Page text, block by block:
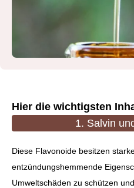
Hier die wichtigsten
1. Salvin
Diese Flavonoide besitzen
entzündungshemmende
Umweltschäden zu schützen